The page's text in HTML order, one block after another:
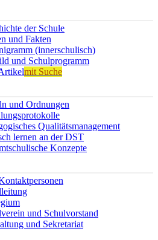
der Schule
und Fakten
(innerschulisch)
und Schulprogramm
mit Suche
und Ordnungen
Qualitätsmanagement
lernen an der DST
Konzepte
und Schulvorstand
und Sekretariat